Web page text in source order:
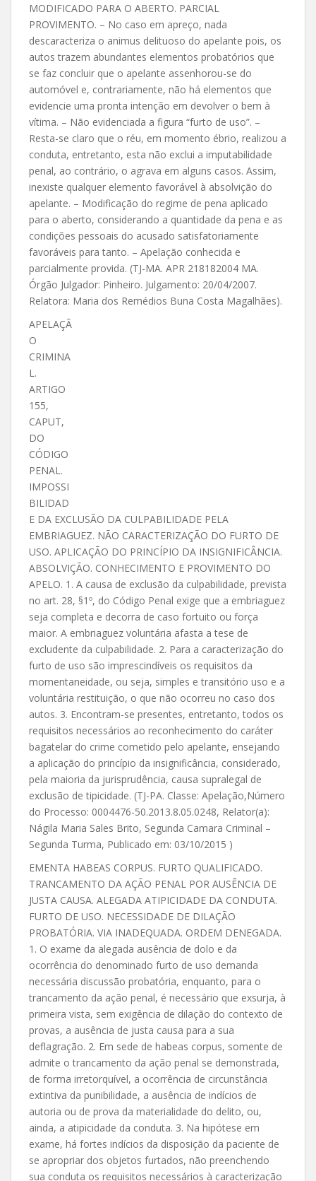
MODIFICADO PARA O ABERTO. PARCIAL
PROVIMENTO. – No caso em apreço, nada
descaracteriza o animus delituoso do apelante pois, os
autos trazem abundantes elementos probatórios que
se faz concluir que o apelante assenhorou-se do
automóvel e, contrariamente, não há elementos que
evidencie uma pronta intenção em devolver o bem à
vítima. – Não evidenciada a figura “furto de uso”. –
Resta-se claro que o réu, em momento ébrio, realizou a
conduta, entretanto, esta não exclui a imputabilidade
penal, ao contrário, o agrava em alguns casos. Assim,
inexiste qualquer elemento favorável à absolvição do
apelante. – Modificação do regime de pena aplicado
para o aberto, considerando a quantidade da pena e as
condições pessoais do acusado satisfatoriamente
favoráveis para tanto. – Apelação conhecida e
parcialmente provida. (TJ-MA. APR 218182004 MA.
Órgão Julgador: Pinheiro. Julgamento: 20/04/2007.
Relatora: Maria dos Remédios Buna Costa Magalhães).
APELAÇÃ
O
CRIMINA
L.
ARTIGO
155,
CAPUT,
DO
CÓDIGO
PENAL.
IMPOSSI
BILIDAD
E DA EXCLUSÃO DA CULPABILIDADE PELA
EMBRIAGUEZ. NÃO CARACTERIZAÇÃO DO FURTO DE
USO. APLICAÇÃO DO PRINCÍPIO DA INSIGNIFICÂNCIA.
ABSOLVIÇÃO. CONHECIMENTO E PROVIMENTO DO
APELO. 1. A causa de exclusão da culpabilidade, prevista
no art. 28, §1º, do Código Penal exige que a embriaguez
seja completa e decorra de caso fortuito ou força
maior. A embriaguez voluntária afasta a tese de
excludente da culpabilidade. 2. Para a caracterização do
furto de uso são imprescindíveis os requisitos da
momentaneidade, ou seja, simples e transitório uso e a
voluntária restituição, o que não ocorreu no caso dos
autos. 3. Encontram-se presentes, entretanto, todos os
requisitos necessários ao reconhecimento do caráter
bagatelar do crime cometido pelo apelante, ensejando
a aplicação do princípio da insignificância, considerado,
pela maioria da jurisprudência, causa supralegal de
exclusão de tipicidade. (TJ-PA. Classe: Apelação,Número
do Processo: 0004476-50.2013.8.05.0248, Relator(a):
Nágila Maria Sales Brito, Segunda Camara Criminal –
Segunda Turma, Publicado em: 03/10/2015 )
EMENTA HABEAS CORPUS. FURTO QUALIFICADO.
TRANCAMENTO DA AÇÃO PENAL POR AUSÊNCIA DE
JUSTA CAUSA. ALEGADA ATIPICIDADE DA CONDUTA.
FURTO DE USO. NECESSIDADE DE DILAÇÃO
PROBATÓRIA. VIA INADEQUADA. ORDEM DENEGADA.
1. O exame da alegada ausência de dolo e da
ocorrência do denominado furto de uso demanda
necessária discussão probatória, enquanto, para o
trancamento da ação penal, é necessário que exsurja, à
primeira vista, sem exigência de dilação do contexto de
provas, a ausência de justa causa para a sua
deflagração. 2. Em sede de habeas corpus, somente de
admite o trancamento da ação penal se demonstrada,
de forma irretorquível, a ocorrência de circunstância
extintiva da punibilidade, a ausência de indícios de
autoria ou de prova da materialidade do delito, ou,
ainda, a atipicidade da conduta. 3. Na hipótese em
exame, há fortes indícios da disposição da paciente de
se apropriar dos objetos furtados, não preenchendo
sua conduta os requisitos necessários à caracterização